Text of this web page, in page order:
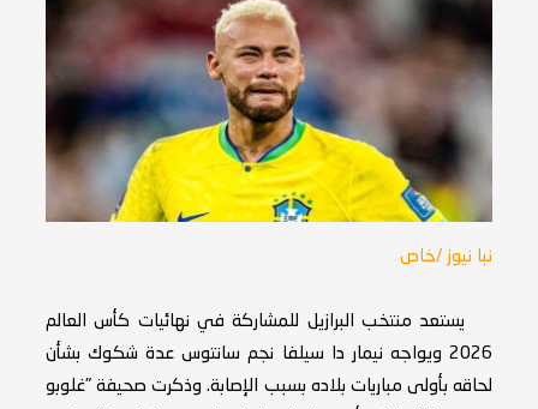
نبا نيوز /خاص
يستعد منتخب البرازيل للمشاركة في نهائيات كأس العالم
2026 ويواجه نيمار دا سيلفا نجم سانتوس عدة شكوك بشأن
لحاقه بأولى مباريات بلاده بسبب الإصابة. وذكرت صحيفة "غلوبو